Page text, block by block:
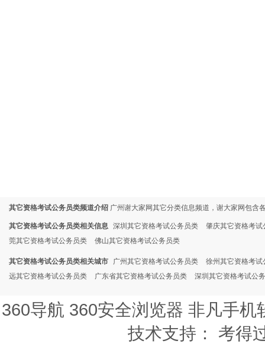
其它资格考试公务员类频道介绍 广州谢大家网其它分类信息频道，谢大家网包含
其它资格考试公务员类相关信息 深圳其它资格考试公务员类
肇庆其它资格考试
莞其它资格考试公务员类
佛山其它资格考试公务员类
其它资格考试公务员类相关城市 广州其它资格考试公务员类
徐州其它资格考试
远其它资格考试公务员类
广东省其它资格考试公务员类 深圳其它资格考试公
360导航 360安全浏览器 非凡手机
技术支持： 考得